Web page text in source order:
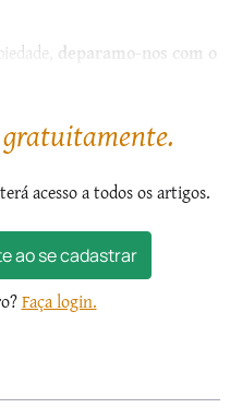
deparamo-nos com o
acesso a todos os artigos.
ao se cadastrar
Faça login.